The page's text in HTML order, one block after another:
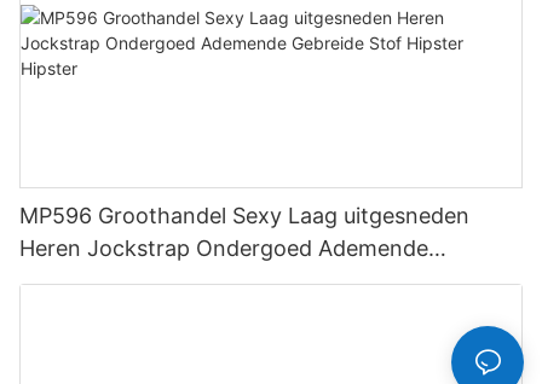
MP596 Groothandel Sexy Laag uitgesneden
Heren Jockstrap Ondergoed Ademende
Gebreide Stof Hipster Hipster